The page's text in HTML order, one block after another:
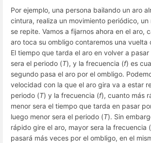
Por ejemplo, una persona bailando un aro
cintura, realiza un movimiento periódico,
se repite. Vamos a fijarnos ahora en el aro,
aro toca su ombligo contaremos una vuelta
El tiempo que tarda el aro en volver a
sera el periodo (T), y la frecuencia (f) es
segundo pasa el aro por el ombligo.
velocidad con la que el aro gira va a estar
periodo (T) y la frecuencia (f), cuanto más
menor sera el tiempo que tarda en pasar
luego menor sera el periodo (T). Sin
rápido gire el aro, mayor sera la frecuencia (
pasará más veces por el ombligo, en el